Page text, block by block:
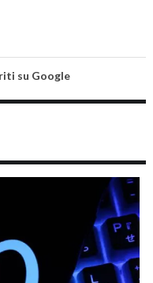
su Google